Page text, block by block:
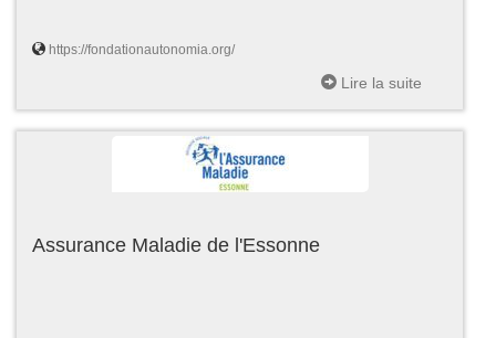
https://fondationautonomia.org/
Lire la suite
Assurance Maladie de l'Essonne